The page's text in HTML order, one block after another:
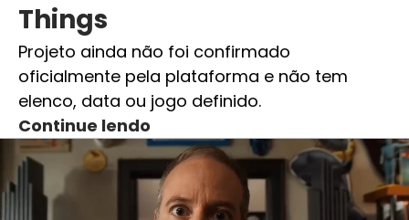
Things
Projeto ainda não foi confirmado
oficialmente pela plataforma e não tem
elenco, data ou jogo definido.
Continue lendo